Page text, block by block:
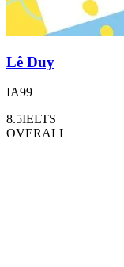
Lê Duy
IA99
8.5IELTS
OVERALL